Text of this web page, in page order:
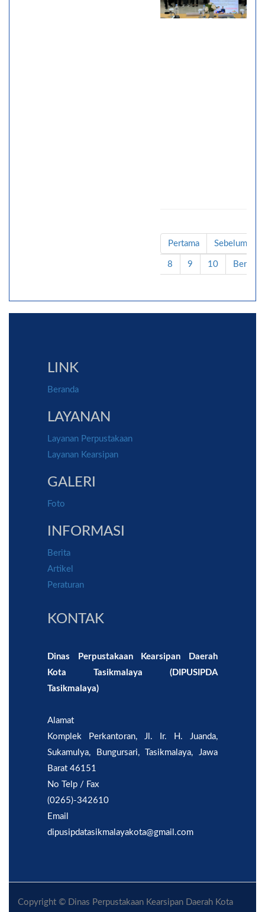
Pertama Sebelumnya
8 9 10
LINK
Beranda
LAYANAN
Layanan Perpustakaan
Layanan Kearsipan
GALERI
Foto
INFORMASI
Berita
Artikel
Peraturan
KONTAK
Dinas Perpustakaan Kearsipan Daerah
Kota Tasikmalaya (DIPUSIPDA
Tasikmalaya)
Alamat
Komplek Perkantoran, Jl. Ir. H. Juanda,
Sukamulya, Bungursari, Tasikmalaya, Jawa
Barat 46151
No Telp / Fax
(0265)-342610
Email
dipusipdatasikmalayakota@gmail.com
Copyright © Dinas Perpustakaan Kearsipan Daerah Kota